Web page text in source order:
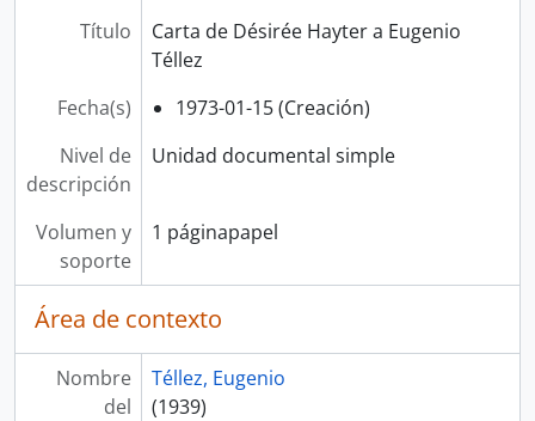
Título
Carta de Désirée Hayter a Eugenio
Téllez
Fecha(s)
1973-01-15 (Creación)
Nivel de
descripción
Unidad documental simple
Volumen y
soporte
1 páginapapel
Área de contexto
Nombre
del
Téllez, Eugenio
(1939)